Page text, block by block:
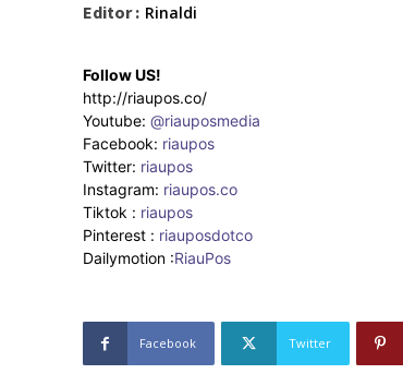
Editor : Rinaldi
Follow US!
http://riaupos.co/
Youtube: @riauposmedia
Facebook: riaupos
Twitter: riaupos
Instagram: riaupos.co
Tiktok : riaupos
Pinterest : riauposdotco
Dailymotion :RiauPos
Facebook Twitter